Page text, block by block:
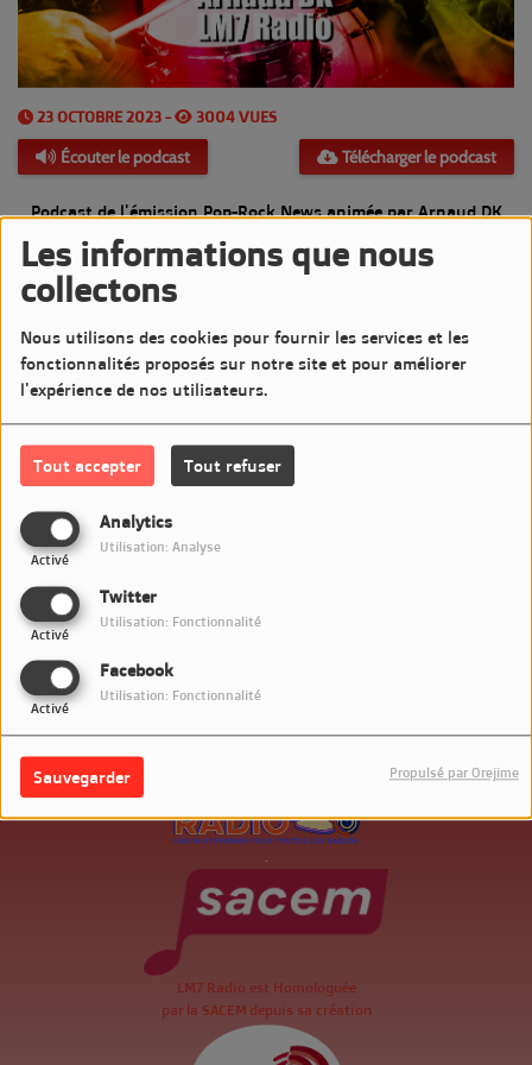
Les informations que nous
collectons
Nous utilisons des cookies pour fournir les services et les
fonctionnalités proposés sur notre site et pour améliorer
l'expérience de nos utilisateurs.
Tout accepter Tout refuser
Analytics
Activé
Utilisation: Analyse
Twitter
Activé
Utilisation: Fonctionnalité
Facebook
Activé
Utilisation: Fonctionnalité
Sauvegarder Propulsé par Orejime
23 OCTOBRE 2023 - 3004 VUES
Écouter le podcast Télécharger le podcast
Podcast de l'émission Pop-Rock News animée par Arnaud DK
Diffusée le Lundi 23 Octobre 2023 de 20h à 21h sur LM7 Radio
Commentaires(0)
Connectez-vous pour commenter cet article
SE CONNECTER
LM7 Radio est Homologuée
par la SACEM depuis sa création